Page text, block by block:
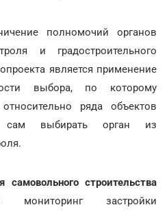
полномочий органов
и градостроительного
является применение
выбора, по которому
ряда объектов
сам выбирать орган из
самовольного строительства
мониторинг застройки